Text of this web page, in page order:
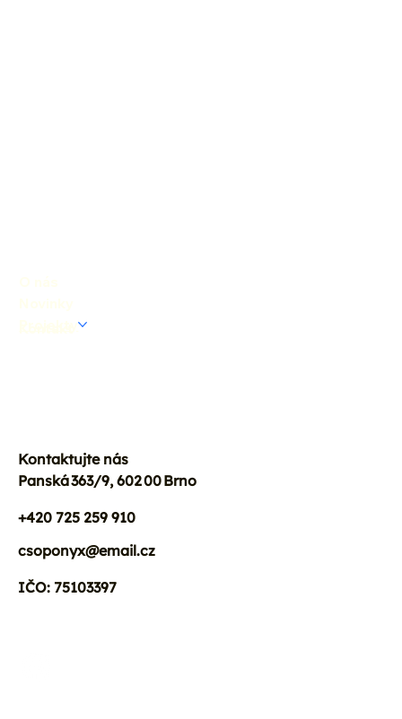
Projekty
Kontaktujte nás
Panská 363/9, 602 00 Brno
+420 725 259 910
csoponyx@email.cz
IČO: 75103397